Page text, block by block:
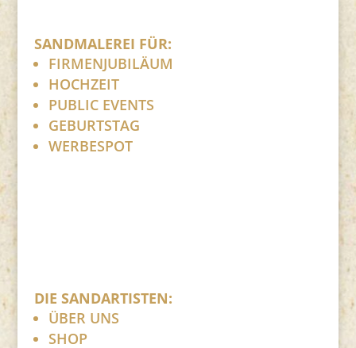
SANDMALEREI FÜR:
FIRMENJUBILÄUM
HOCHZEIT
PUBLIC EVENTS
GEBURTSTAG
WERBESPOT
DIE SANDARTISTEN:
ÜBER UNS
SHOP